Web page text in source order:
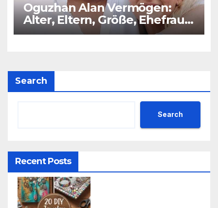
Oguzhan Alan Vermögen:
Alter, Eltern, Größe, Ehefrau,
Kinder
Search
Search
Recent Posts